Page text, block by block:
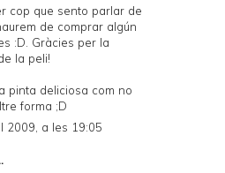
cop que sento parlar de
de comprar algún
:D. Gràcies per la
la peli!
pinta deliciosa com no
forma ;D
2009, a les 19:05